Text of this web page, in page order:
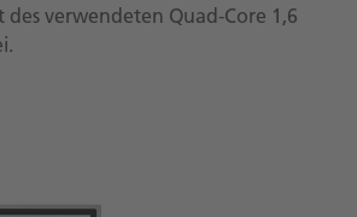
verwendeten Quad-Core 1,6